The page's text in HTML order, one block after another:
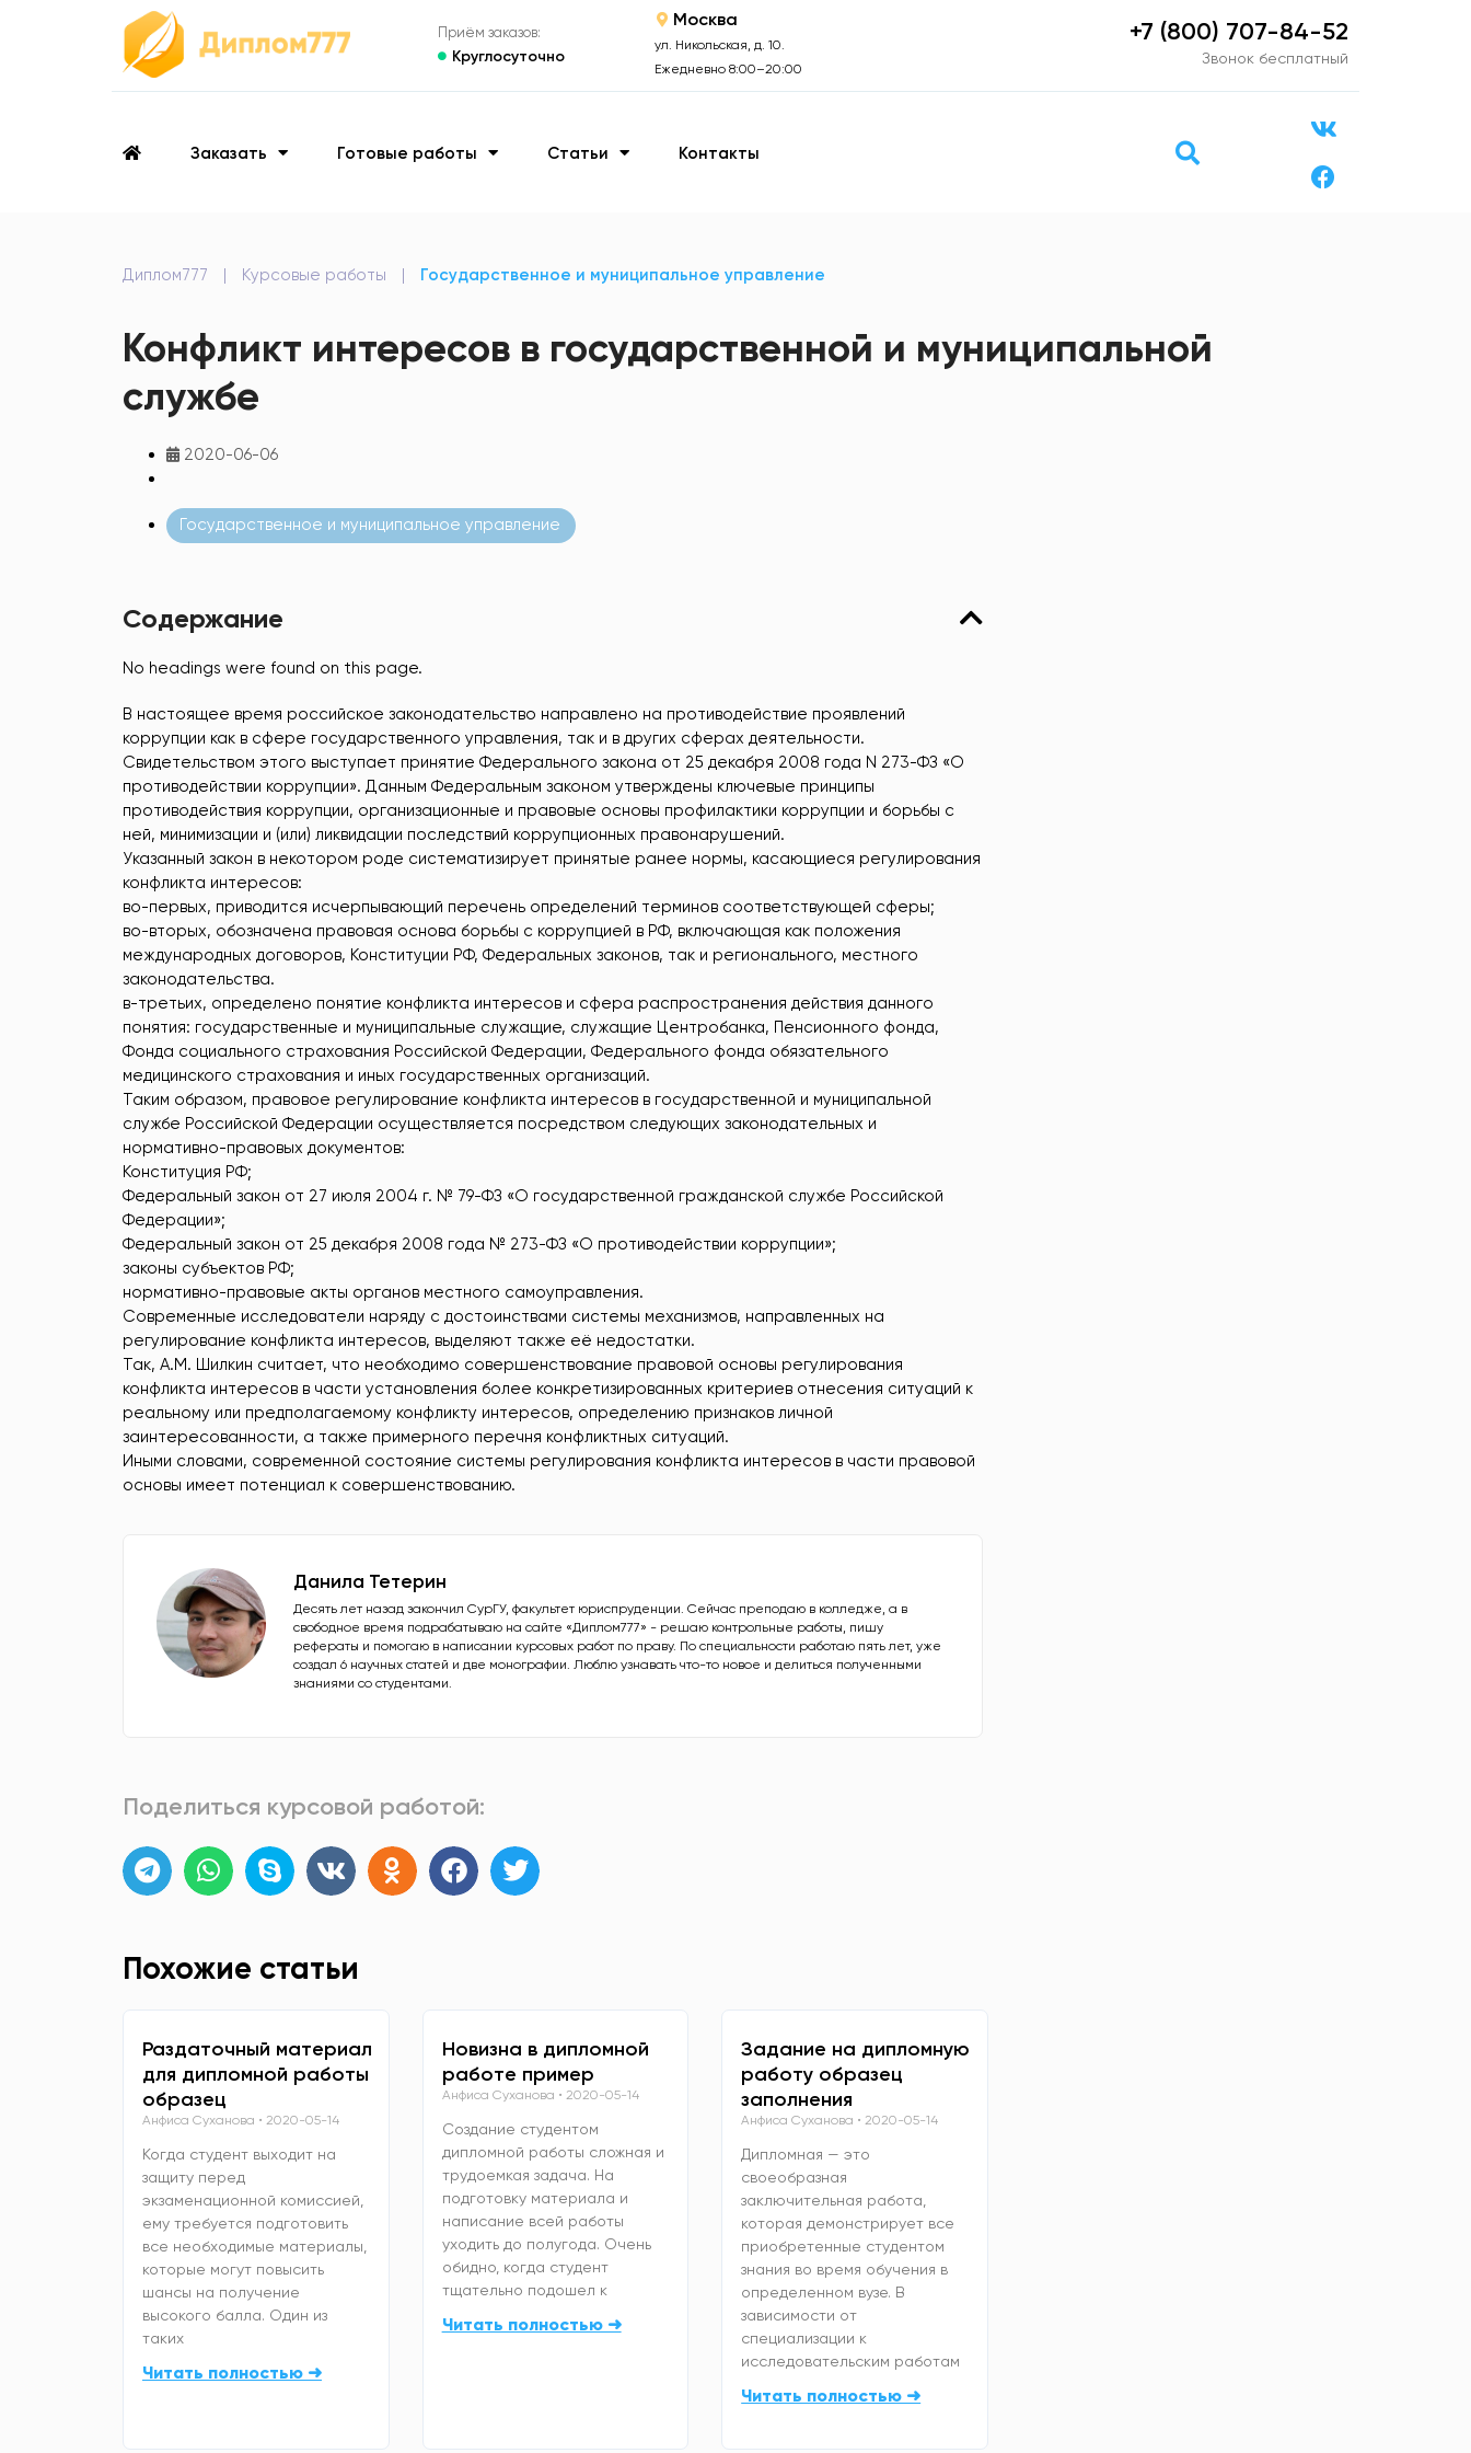
Приём заказов:
Круглосуточно
Москва
ул. Никольская, д. 10.
Ежедневно 8:00–20:00
+7 (800) 707-84-52
Звонок бесплатный
Заказать Готовые работы Статьи Контакты
Диплом777 | Курсовые работы | Государственное и муниципальное управление
Конфликт интересов в государственной и муниципальной
службе
2020-06-06
Государственное и муниципальное управление
Содержание
No headings were found on this page.
В настоящее время российское законодательство направлено на противодействие проявлений
коррупции как в сфере государственного управления, так и в других сферах деятельности.
Свидетельством этого выступает принятие Федерального закона от 25 декабря 2008 года N 273-ФЗ «О
противодействии коррупции». Данным Федеральным законом утверждены ключевые принципы
противодействия коррупции, организационные и правовые основы профилактики коррупции и борьбы с
ней, минимизации и (или) ликвидации последствий коррупционных правонарушений.
Указанный закон в некотором роде систематизирует принятые ранее нормы, касающиеся регулирования
конфликта интересов:
во-первых, приводится исчерпывающий перечень определений терминов соответствующей сферы;
во-вторых, обозначена правовая основа борьбы с коррупцией в РФ, включающая как положения
международных договоров, Конституции РФ, Федеральных законов, так и регионального, местного
законодательства.
в-третьих, определено понятие конфликта интересов и сфера распространения действия данного
понятия: государственные и муниципальные служащие, служащие Центробанка, Пенсионного фонда,
Фонда социального страхования Российской Федерации, Федерального фонда обязательного
медицинского страхования и иных государственных организаций.
Таким образом, правовое регулирование конфликта интересов в государственной и муниципальной
службе Российской Федерации осуществляется посредством следующих законодательных и
нормативно-правовых документов:
Конституция РФ;
Федеральный закон от 27 июля 2004 г. № 79-ФЗ «О государственной гражданской службе Российской
Федерации»;
Федеральный закон от 25 декабря 2008 года № 273-ФЗ «О противодействии коррупции»;
законы субъектов РФ;
нормативно-правовые акты органов местного самоуправления.
Современные исследователи наряду с достоинствами системы механизмов, направленных на
регулирование конфликта интересов, выделяют также её недостатки.
Так, А.М. Шилкин считает, что необходимо совершенствование правовой основы регулирования
конфликта интересов в части установления более конкретизированных критериев отнесения ситуаций к
реальному или предполагаемому конфликту интересов, определению признаков личной
заинтересованности, а также примерного перечня конфликтных ситуаций.
Иными словами, современной состояние системы регулирования конфликта интересов в части правовой
основы имеет потенциал к совершенствованию.
Данила Тетерин
Десять лет назад закончил СурГУ, факультет юриспруденции. Сейчас преподаю в колледже, а в
свободное время подрабатываю на сайте «Диплом777» - решаю контрольные работы, пишу
рефераты и помогаю в написании курсовых работ по праву. По специальности работаю пять лет, уже
создал 6 научных статей и две монографии. Люблю узнавать что-то новое и делиться полученными
знаниями со студентами.
Поделиться курсовой работой:
Похожие статьи
Раздаточный материал
для дипломной работы
образец
Анфиса Суханова 2020-05-14
Когда студент выходит на
защиту перед
экзаменационной комиссией,
ему требуется подготовить
все необходимые материалы,
которые могут повысить
шансы на получение
высокого балла. Один из
таких
Читать полностью ➜
Новизна в дипломной
работе пример
Анфиса Суханова 2020-05-14
Создание студентом
дипломной работы сложная и
трудоемкая задача. На
подготовку материала и
написание всей работы
уходить до полугода. Очень
обидно, когда студент
тщательно подошел к
Читать полностью ➜
Задание на дипломную
работу образец
заполнения
Анфиса Суханова 2020-05-14
Дипломная — это
своеобразная
заключительная работа,
которая демонстрирует все
приобретенные студентом
знания во время обучения в
определенном вузе. В
зависимости от
специализации к
исследовательским работам
Читать полностью ➜